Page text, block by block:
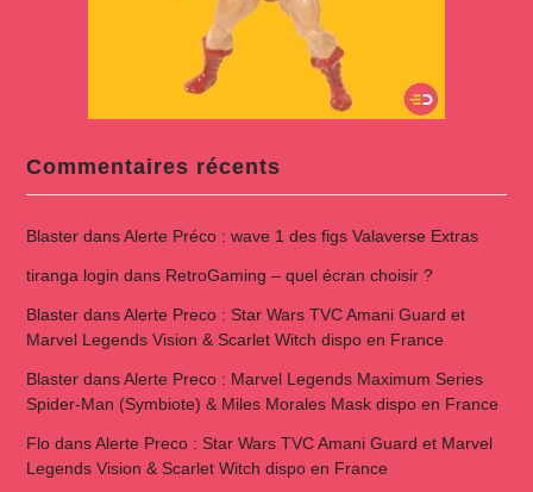
Commentaires récents
BlasterdansAlerte Préco : wave 1 des figs Valaverse Extras
tiranga login dans RetroGaming – quel écran choisir ?
BlasterdansAlerte Preco : Star Wars TVC Amani Guard et
Marvel Legends Vision & Scarlet Witch dispo en France
BlasterdansAlerte Preco : Marvel Legends Maximum Series
Spider-Man (Symbiote) & Miles Morales Mask dispo en France
FlodansAlerte Preco : Star Wars TVC Amani Guard et Marvel
Legends Vision & Scarlet Witch dispo en France